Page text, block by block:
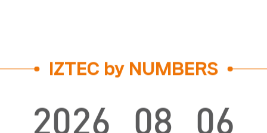
IZTEC by NUMBERS
2026 08 06